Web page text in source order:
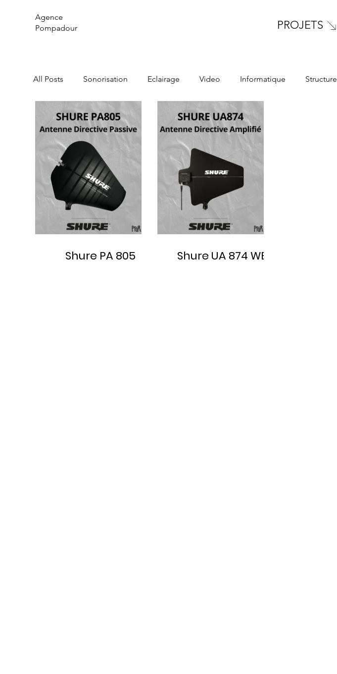
Agence
Pompadour
PROJETS
All Posts Sonorisation Eclairage Video Informatique Structure
Shure PA 805 Shure UA 874 WB